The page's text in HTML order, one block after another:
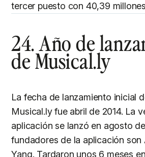
tercer puesto con 40,39
24. Año de
de Musical.ly
La fecha de lanzamiento inicial
Musical.ly fue abril de 2014. La
aplicación se lanzó en agosto
fundadores de la aplicación son
Yang. Tardaron unos 6 meses